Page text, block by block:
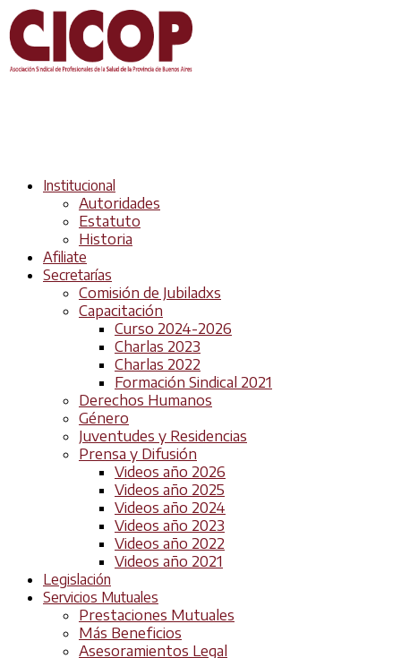
Institucional
Autoridades
Estatuto
Historia
Afiliate
Secretarías
Comisión de Jubiladxs
Capacitación
Curso 2024-2026
Charlas 2023
Charlas 2022
Formación Sindical 2021
Derechos Humanos
Género
Juventudes y Residencias
Prensa y Difusión
Videos año 2026
Videos año 2025
Videos año 2024
Videos año 2023
Videos año 2022
Videos año 2021
Legislación
Servicios Mutuales
Prestaciones Mutuales
Más Beneficios
Asesoramientos Legal